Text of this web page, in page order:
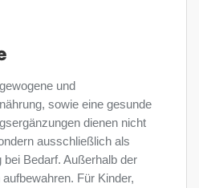
und
sowie eine gesunde
dienen nicht
ausschließlich als
bei Bedarf. Außerhalb der
Für Kinder,